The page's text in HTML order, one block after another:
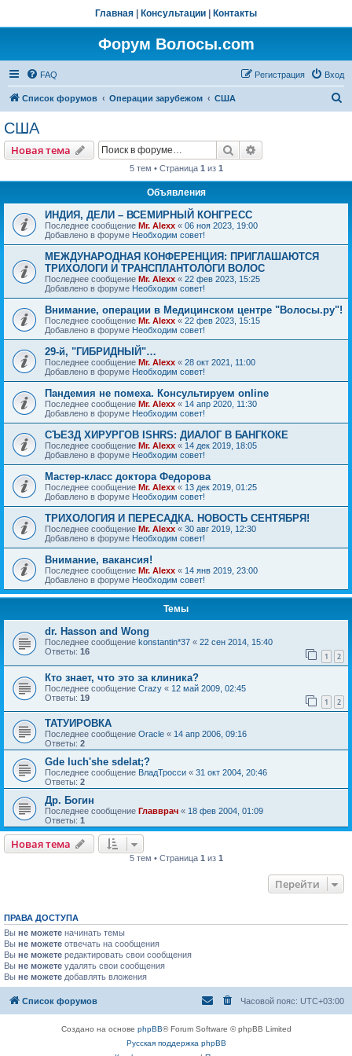
Главная Консультации Контакты
Форум Волосы.com
FAQ Вход
Регистрация
Список форумов Операции зарубежом США
США
Новая тема Поиск
5 тем • Страница 1 из 1
Объявления
ИНДИЯ, ДЕЛИ – ВСЕМИРНЫЙ КОНГРЕСС
Последнее сообщение Mr. Alexx « 06 ноя 2023, 19:00
Добавлено в форуме Необходим совет!
МЕЖДУНАРОДНАЯ КОНФЕРЕНЦИЯ: ПРИГЛАШАЮТСЯ
ТРИХОЛОГИ И ТРАНСПЛАНТОЛОГИ ВОЛОС
Последнее сообщение Mr. Alexx « 22 фев 2023, 15:25
Добавлено в форуме Необходим совет!
Внимание, операции в Медицинском центре "Волосы.ру"!
Последнее сообщение Mr. Alexx « 22 фев 2023, 15:15
Добавлено в форуме Необходим совет!
29-й, "ГИБРИДНЫЙ"…
Последнее сообщение Mr. Alexx « 28 окт 2021, 11:00
Добавлено в форуме Необходим совет!
Пандемия не помеха. Консультируем online
Последнее сообщение Mr. Alexx « 14 апр 2020, 11:30
Добавлено в форуме Необходим совет!
СЪЕЗД ХИРУРГОВ ISHRS: ДИАЛОГ В БАНГКОКЕ
Последнее сообщение Mr. Alexx « 14 дек 2019, 18:05
Добавлено в форуме Необходим совет!
Мастер-класс доктора Федорова
Последнее сообщение Mr. Alexx « 13 дек 2019, 01:25
Добавлено в форуме Необходим совет!
ТРИХОЛОГИЯ И ПЕРЕСАДКА. НОВОСТЬ СЕНТЯБРЯ!
Последнее сообщение Mr. Alexx « 30 авг 2019, 12:30
Добавлено в форуме Необходим совет!
Внимание, вакансия!
Последнее сообщение Mr. Alexx « 14 янв 2019, 23:00
Добавлено в форуме Необходим совет!
Темы
dr. Hasson and Wong
Последнее сообщение konstantin*37 « 22 сен 2014, 15:40
Ответы: 16 1 2
Кто знает, что это за клиника?
Последнее сообщение Crazy « 12 май 2009, 02:45
Ответы: 19 1 2
ТАТУИРОВКА
Последнее сообщение Oracle « 14 апр 2006, 09:16
Ответы: 2
Gde luch'she sdelat;?
Последнее сообщение ВладТросси « 31 окт 2004, 20:46
Ответы: 2
Др. Богин
Последнее сообщение Главврач « 18 фев 2004, 01:09
Ответы: 1
Новая тема
5 тем • Страница 1 из 1
Перейти
ПРАВА ДОСТУПА
Вы не можете начинать темы
Вы не можете отвечать на сообщения
Вы не можете редактировать свои сообщения
Вы не можете удалять свои сообщения
Вы не можете добавлять вложения
Список форумов Часовой пояс: UTC+03:00
Создано на основе phpBB® Forum Software © phpBB Limited
Русская поддержка phpBB